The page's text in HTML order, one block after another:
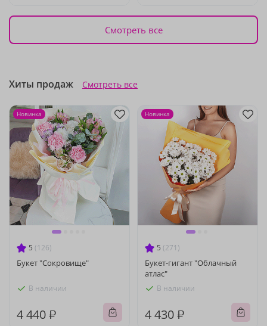
Смотреть все
Хиты продаж Смотреть все
5 (126)
Букет "Сокровище"
В наличии
4 440 ₽
Новинка
5 (271)
Букет-гигант "Облачный
атлас"
В наличии
4 430 ₽
Новинка